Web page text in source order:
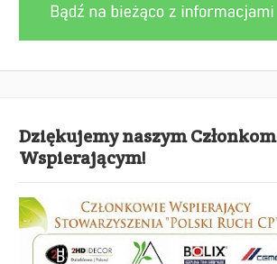
Dziękujemy naszym Członkom
Wspierającym!